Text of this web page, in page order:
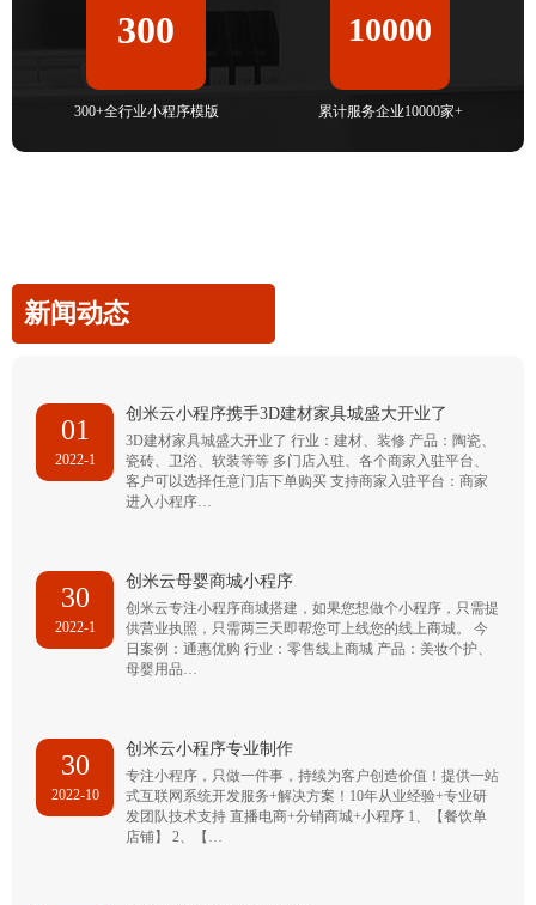
300
300+全行业小程序模版
10000
累计服务企业10000家+
新闻动态
01
2022-1
创米云小程序携手3D建材家具城盛大开业了
3D建材家具城盛大开业了 行业：建材、装修 产品：陶瓷、
瓷砖、卫浴、软装等等 多门店入驻、各个商家入驻平台、
客户可以选择任意门店下单购买 支持商家入驻平台：商家
进入小程序…
30
2022-1
创米云母婴商城小程序
创米云专注小程序商城搭建，如果您想做个小程序，只需提
供营业执照，只需两三天即帮您可上线您的线上商城。 今
日案例：通惠优购 行业：零售线上商城 产品：美妆个护、
母婴用品…
30
2022-10
创米云小程序专业制作
专注小程序，只做一件事，持续为客户创造价值！提供一站
式互联网系统开发服务+解决方案！10年从业经验+专业研
发团队技术支持 直播电商+分销商城+小程序 1、【餐饮单
店铺】 2、【…